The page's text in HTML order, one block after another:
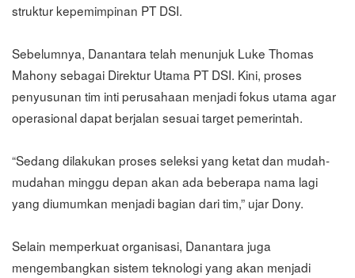
struktur kepemimpinan PT DSI.
Sebelumnya, Danantara telah menunjuk Luke Thomas
Mahony sebagai Direktur Utama PT DSI. Kini, proses
penyusunan tim inti perusahaan menjadi fokus utama agar
operasional dapat berjalan sesuai target pemerintah.
“Sedang dilakukan proses seleksi yang ketat dan mudah-
mudahan minggu depan akan ada beberapa nama lagi
yang diumumkan menjadi bagian dari tim,” ujar Dony.
Selain memperkuat organisasi, Danantara juga
mengembangkan sistem teknologi yang akan menjadi